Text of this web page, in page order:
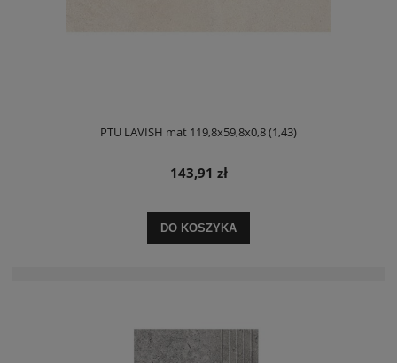
PTU LAVISH mat 119,8x59,8x0,8 (1,43)
143,91 zł
DO KOSZYKA